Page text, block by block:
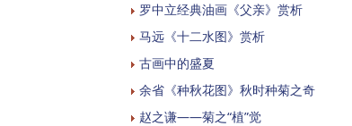
罗中立经典油画《父亲》赏析
马远《十二水图》赏析
古画中的盛夏
余省《种秋花图》秋时种菊之奇
赵之谦——菊之“植”觉